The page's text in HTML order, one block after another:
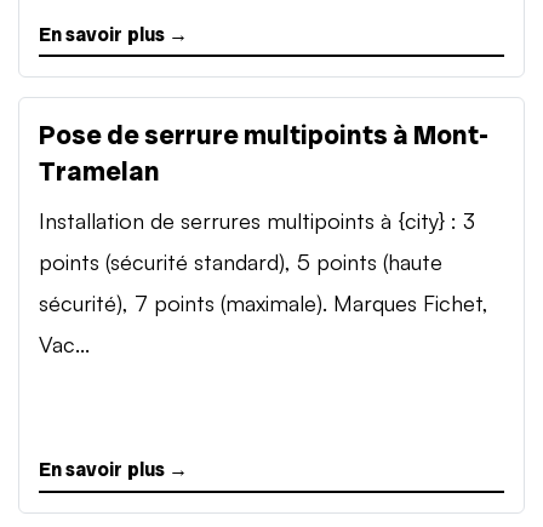
En savoir plus →
Pose de serrure multipoints à Mont-
Tramelan
Installation de serrures multipoints à {city} : 3
points (sécurité standard), 5 points (haute
sécurité), 7 points (maximale). Marques Fichet,
Vac...
En savoir plus →